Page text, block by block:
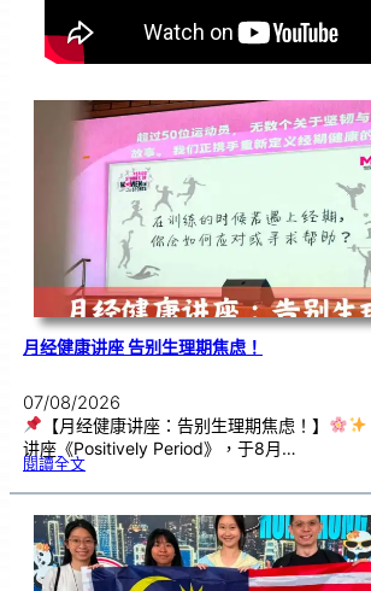
月经健康讲座 告别生理期焦虑！
07/08/2026
【月经健康讲座：告别生理期焦虑！】
讲座《Positively Period》，于8月…
閱讀全文:月
康
座
告
别
生
理
期
焦
虑
！